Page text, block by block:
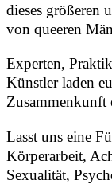
dieses größeren
von queeren
Experten,
Künstler laden
Zusammenkunft
Lasst uns eine
Körperarbeit,
Sexualität,